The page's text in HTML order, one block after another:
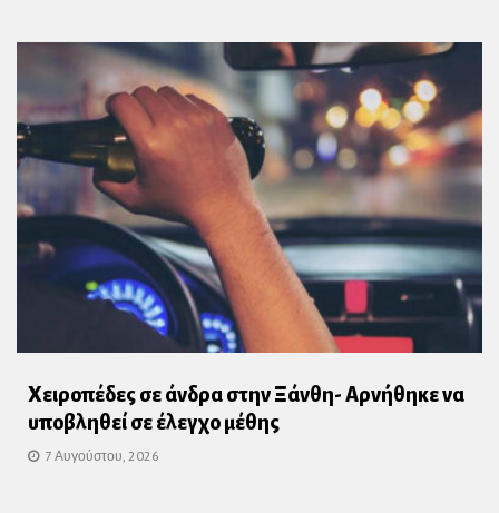
Χειροπέδες σε άνδρα στην Ξάνθη- Αρνήθηκε να
υποβληθεί σε έλεγχο μέθης
7 Αυγούστου, 2026